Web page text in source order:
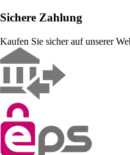
Sichere Zahlung
Kaufen Sie sicher auf unserer